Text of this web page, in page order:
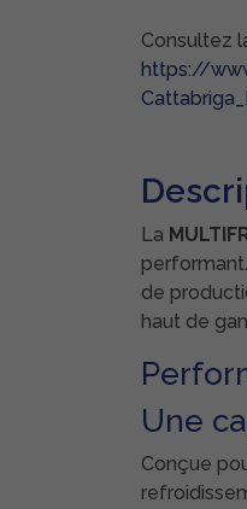
Consultez
https://
La
de
haut de
Une
Conçue